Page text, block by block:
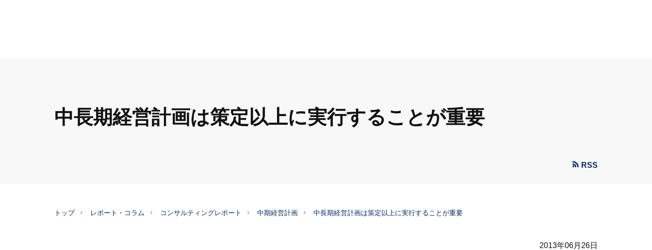
中長期経営計画は策定以上に実行することが重要
RSS
トップ レポート・コラム コンサルティングレポート 中期経営計画 中長期経営計画は策定以上に実行することが重要
2013年06月26日